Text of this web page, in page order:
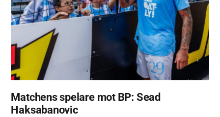
Matchens spelare mot BP: Sead
Haksabanovic